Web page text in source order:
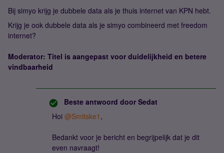
Bij simyo krijg je dubbele data als je thuis internet van KPN hebt.
Krijg je ook dubbele data als je simyo combineerd met freedom
internet?
Moderator: Titel is aangepast voor duidelijkheid en betere
vindbaarheid
Beste antwoord door Sedat
Hoi ​ @Smitske1 ,
Bedankt voor je bericht en begrijpelijk dat je dit
even navraagt!